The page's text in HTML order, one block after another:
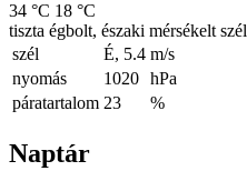
34 °C 18 °C
tiszta égbolt, északi mérsékelt szél
szél
É, 5.4 m/s
nyomás
1020 hPa
páratartalom 23 %
Naptár